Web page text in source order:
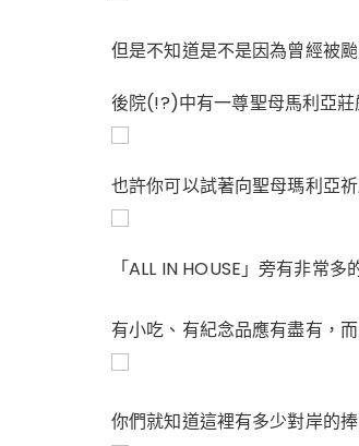
但是不知道是不是因為曾經被
後院(!?)中有一尊聖母馬利亞
也許你可以試著向聖母瑪利亞
「ALL IN HOUSE」旁有非常
有小吃、有紀念品應有盡有，
你們就知道這裡有多少對岸的